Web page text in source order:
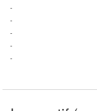
-
-
-
-
-